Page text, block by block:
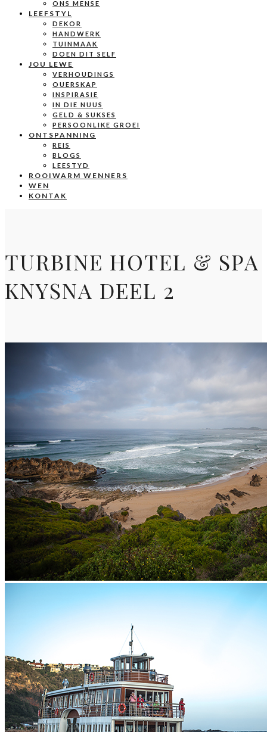
ONS MENSE
LEEFSTYL
DEKOR
HANDWERK
TUINMAAK
DOEN DIT SELF
JOU LEWE
VERHOUDINGS
OUERSKAP
INSPIRASIE
IN DIE NUUS
GELD & SUKSES
PERSOONLIKE GROEI
ONTSPANNING
REIS
BLOGS
LEESTYD
ROOIWARM WENNERS
WEN
KONTAK
TURBINE HOTEL & SPA
KNYSNA DEEL 2